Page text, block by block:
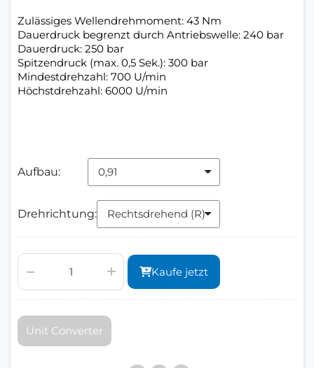
Zulässiges Wellendrehmoment: 43 Nm
Dauerdruck begrenzt durch Antriebswelle: 240 bar
Dauerdruck: 250 bar
Spitzendruck (max. 0,5 Sek.): 300 bar
Mindestdrehzahl: 700 U/min
Höchstdrehzahl: 6000 U/min
Aufbau:
Drehrichtung:
Kaufe jetzt
Unit Converter